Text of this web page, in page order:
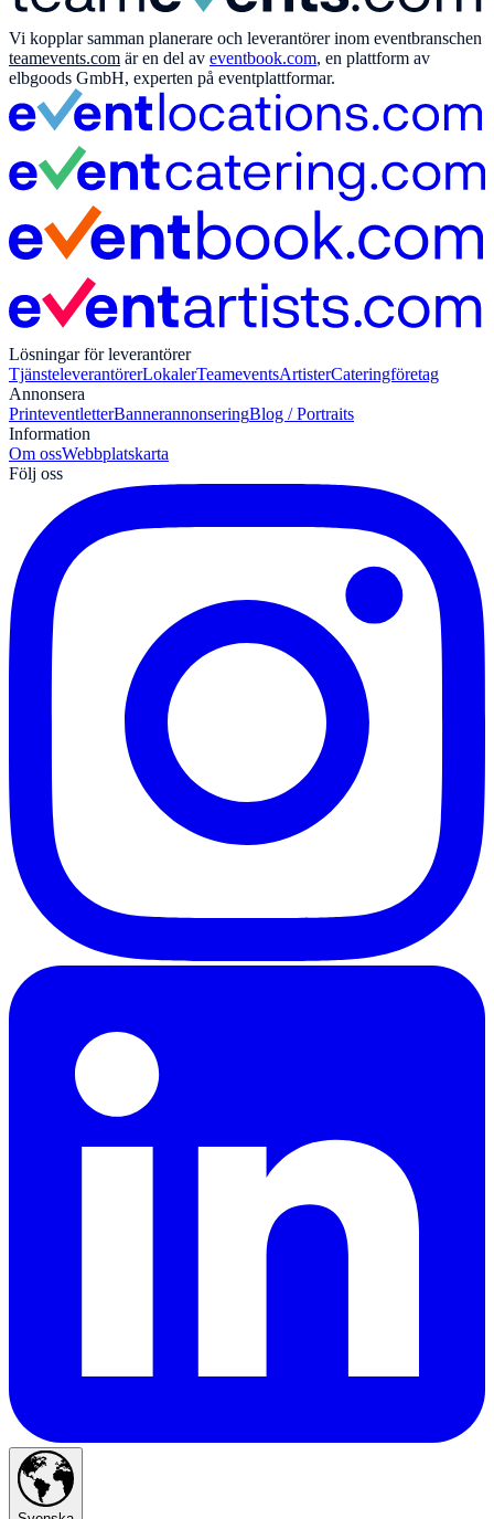
Vi kopplar samman planerare och leverantörer inom eventbranschen
teamevents.com är en del av eventbook.com, en plattform av
elbgoods GmbH, experten på eventplattformar.
Lösningar för leverantörer
TjänsteleverantörerLokalerTeameventsArtisterCateringföretag
Annonsera
PrinteventletterBannerannonseringBlog / Portraits
Information
Om ossWebbplatskarta
Följ oss